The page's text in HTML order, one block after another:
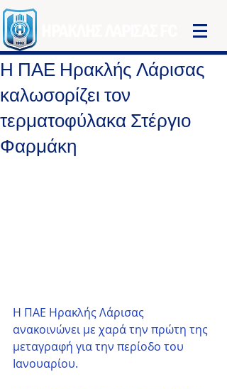
Η ΠΑΕ Ηρακλής Λάρισας
καλωσορίζει τον
τερματοφύλακα Στέργιο
Φαρμάκη
Η ΠΑΕ Ηρακλής Λάρισας
ανακοινώνει με χαρά την πρώτη της
μεταγραφή για την περίοδο του
Ιανουαρίου.